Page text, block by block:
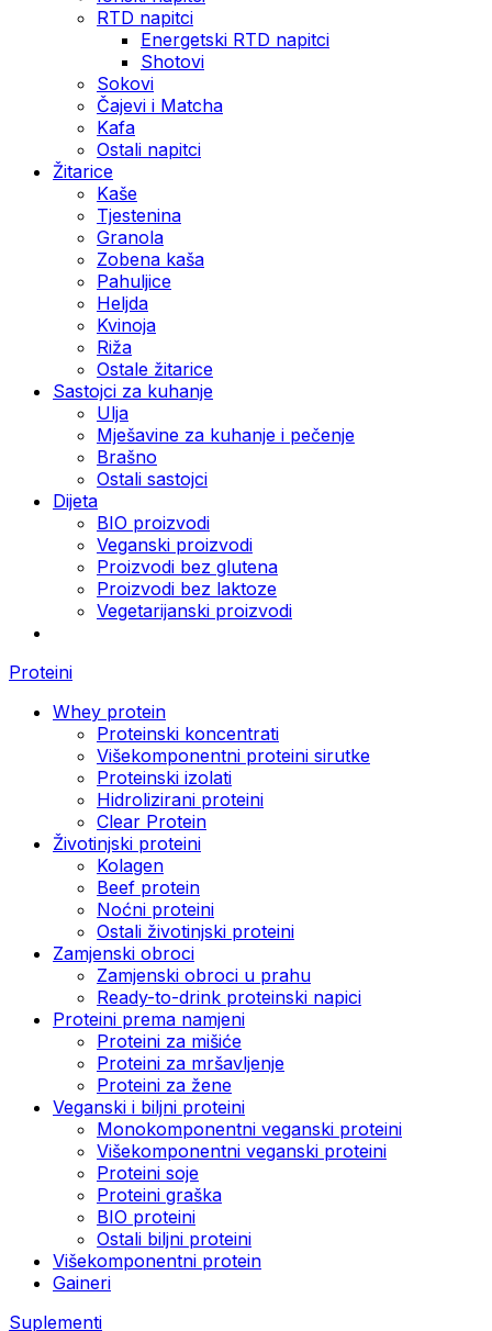
RTD napitci
Energetski RTD napitci
Shotovi
Sokovi
Čajevi i Matcha
Kafa
Ostali napitci
Žitarice
Kaše
Tjestenina
Granola
Zobena kaša
Pahuljice
Heljda
Kvinoja
Riža
Ostale žitarice
Sastojci za kuhanje
Ulja
Mješavine za kuhanje i pečenje
Brašno
Ostali sastojci
Dijeta
BIO proizvodi
Veganski proizvodi
Proizvodi bez glutena
Proizvodi bez laktoze
Vegetarijanski proizvodi
Proteini
Whey protein
Proteinski koncentrati
Višekomponentni proteini sirutke
Proteinski izolati
Hidrolizirani proteini
Clear Protein
Životinjski proteini
Kolagen
Beef protein
Noćni proteini
Ostali životinjski proteini
Zamjenski obroci
Zamjenski obroci u prahu
Ready-to-drink proteinski napici
Proteini prema namjeni
Proteini za mišiće
Proteini za mršavljenje
Proteini za žene
Veganski i biljni proteini
Monokomponentni veganski proteini
Višekomponentni veganski proteini
Proteini soje
Proteini graška
BIO proteini
Ostali biljni proteini
Višekomponentni protein
Gaineri
Suplementi